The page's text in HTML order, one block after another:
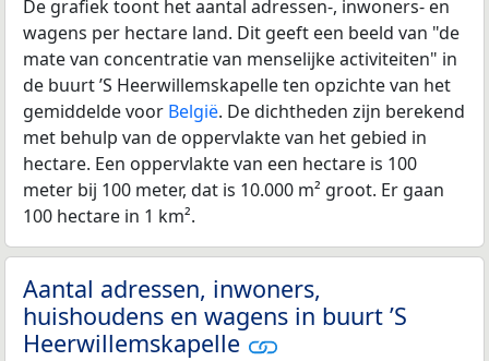
De grafiek toont het aantal adressen-, inwoners- en
wagens per hectare land. Dit geeft een beeld van "de
mate van concentratie van menselijke activiteiten" in
de buurt ’S Heerwillemskapelle ten opzichte van het
gemiddelde voor België. De dichtheden zijn berekend
met behulp van de oppervlakte van het gebied in
hectare. Een oppervlakte van een hectare is 100
meter bij 100 meter, dat is 10.000 m² groot. Er gaan
100 hectare in 1 km².
Aantal adressen, inwoners,
huishoudens en wagens in buurt ’S
Heerwillemskapelle